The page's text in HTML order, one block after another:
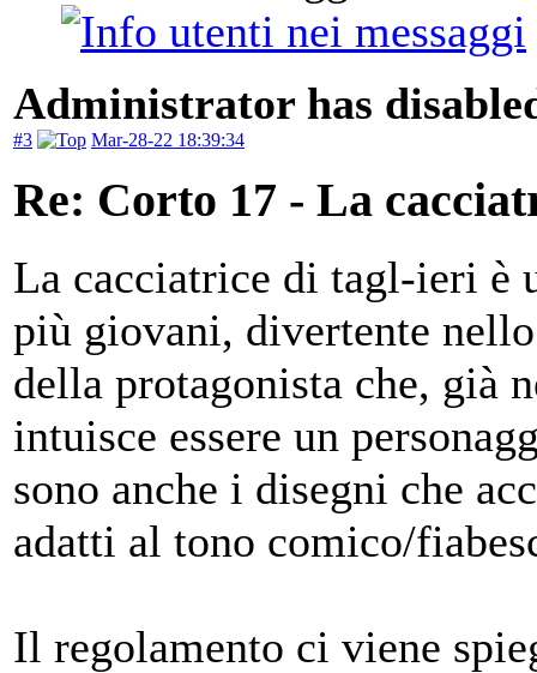
Administrator has
#3 Mar-28-22 18:39:34
Re: Corto 17 - La
La cacciatrice di tagl-ieri è
più giovani, divertente
della protagonista che, già
intuisce essere un
sono anche i disegni che
adatti al tono comico/
Il regolamento ci viene